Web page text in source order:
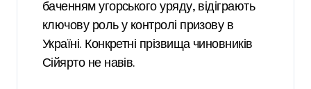
баченням угорського уряду, відіграють
ключову роль у контролі призову в
Україні. Конкретні прізвища чиновників
Сійярто не навів.